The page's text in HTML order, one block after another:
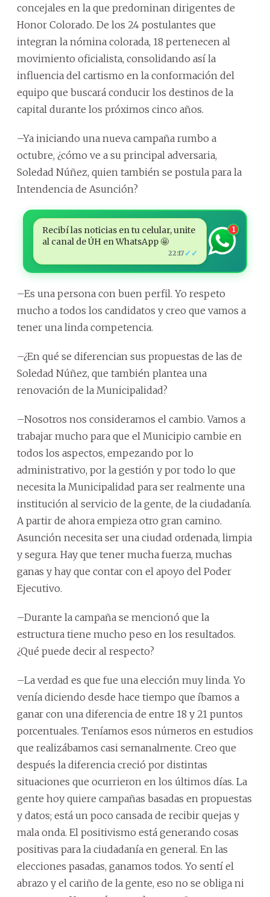
concejales en la que predominan dirigentes de
Honor Colorado. De los 24 postulantes que
integran la nómina colorada, 18 pertenecen al
movimiento oficialista, consolidando así la
influencia del cartismo en la conformación del
equipo que buscará conducir los destinos de la
capital durante los próximos cinco años.
–Ya iniciando una nueva campaña rumbo a
octubre, ¿cómo ve a su principal adversaria,
Soledad Núñez, quien también se postula para la
Intendencia de Asunción?
Recibí las noticias en tu celular, unite
al canal de ÚH en WhatsApp 🤩
22:17 ✓✓
1
–Es una persona con buen perfil. Yo respeto
mucho a todos los candidatos y creo que vamos a
tener una linda competencia.
–¿En qué se diferencian sus propuestas de las de
Soledad Núñez, que también plantea una
renovación de la Municipalidad?
–Nosotros nos consideramos el cambio. Vamos a
trabajar mucho para que el Municipio cambie en
todos los aspectos, empezando por lo
administrativo, por la gestión y por todo lo que
necesita la Municipalidad para ser realmente una
institución al servicio de la gente, de la ciudadanía.
A partir de ahora empieza otro gran camino.
Asunción necesita ser una ciudad ordenada, limpia
y segura. Hay que tener mucha fuerza, muchas
ganas y hay que contar con el apoyo del Poder
Ejecutivo.
–Durante la campaña se mencionó que la
estructura tiene mucho peso en los resultados.
¿Qué puede decir al respecto?
–La verdad es que fue una elección muy linda. Yo
venía diciendo desde hace tiempo que íbamos a
ganar con una diferencia de entre 18 y 21 puntos
porcentuales. Teníamos esos números en estudios
que realizábamos casi semanalmente. Creo que
después la diferencia creció por distintas
situaciones que ocurrieron en los últimos días. La
gente hoy quiere campañas basadas en propuestas
y datos; está un poco cansada de recibir quejas y
mala onda. El positivismo está generando cosas
positivas para la ciudadanía en general. En las
elecciones pasadas, ganamos todos. Yo sentí el
abrazo y el cariño de la gente, eso no se obliga ni